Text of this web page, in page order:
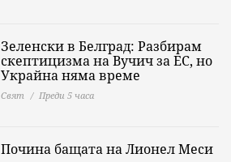
Зеленски в Белград: Разбирам
скептицизма на Вучич за ЕС, но
Украйна няма време
Свят Преди 5 часа
Почина бащата на Лионел Меси